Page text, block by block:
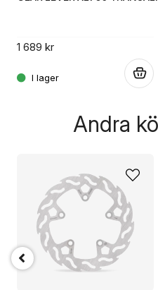
Ja, ni får publicera min
1 689 kr
Andra